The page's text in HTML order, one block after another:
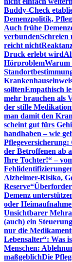
Buddy-Check
Demenzpolitik,
Auch frühe
verbundenSchreien
reicht nicht
Druck erlebt wird
HörproblemWarum
solltenEmpathisch
mehr brauchen als
der stille
man damit den
scheint gut fürs
handhaben – wie
der Betroffenen ab
Ihre Tochter!“ –
Alzheimer-Risiko,
Reserve“
Demenz
oder
Unsichtbarer
(auch) ein
nur die
Lebensalter“: Was
Menschen:
maßgeblichDie